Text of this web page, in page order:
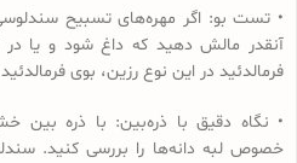
آنقدر مالش دهید که داغ شود و یا در
فرمالدئید در این نوع رزین، بوی
• نگاه دقیق با ذره‌بین: با ذره بین
خصوص لبه دانه‌ها را بررسی کنید.